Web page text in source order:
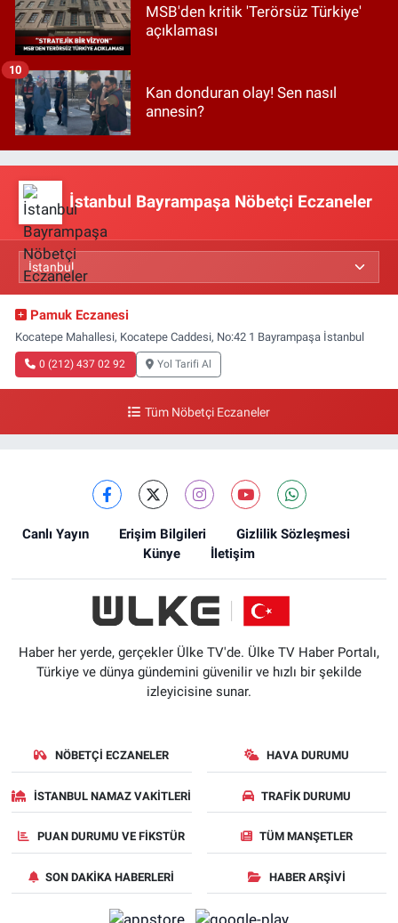
MSB'den kritik 'Terörsüz Türkiye'
açıklaması
Kan donduran olay! Sen nasıl
annesin?
10
İstanbul Bayrampaşa Nöbetçi Eczaneler
Pamuk Eczanesi
Kocatepe Mahallesi, Kocatepe Caddesi, No:42 1 Bayrampaşa İstanbul
0 (212) 437 02 92 Yol Tarifi Al
Tüm Nöbetçi Eczaneler
Canlı Yayın Erişim Bilgileri
Gizlilik Sözleşmesi
Künye
İletişim
Haber her yerde, gerçekler Ülke TV'de. Ülke TV Haber Portalı,
Türkiye ve dünya gündemini güvenilir ve hızlı bir şekilde
izleyicisine sunar.
NÖBETÇI ECZANELER HAVA DURUMU
İSTANBUL NAMAZ VAKITLERI TRAFIK DURUMU
PUAN DURUMU VE FIKSTÜR TÜM MANŞETLER
SON DAKIKA HABERLERI HABER ARŞIVI